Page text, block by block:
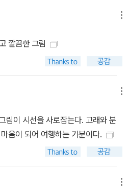
깔끔한 그림
림이 시선을 사로잡는다. 고래와 분
음이 되어 여행하는 기분이다.